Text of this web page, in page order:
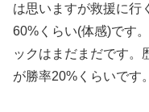
は思いますが救援に行
60%くらい(体感)です
ックはまだまだです。
が勝率20%くらいです。